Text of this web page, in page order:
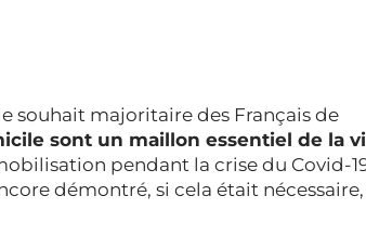
souhait majoritaire des Français de
sont un maillon essentiel de la
pendant la crise du Covid-
démontré, si cela était nécessaire,